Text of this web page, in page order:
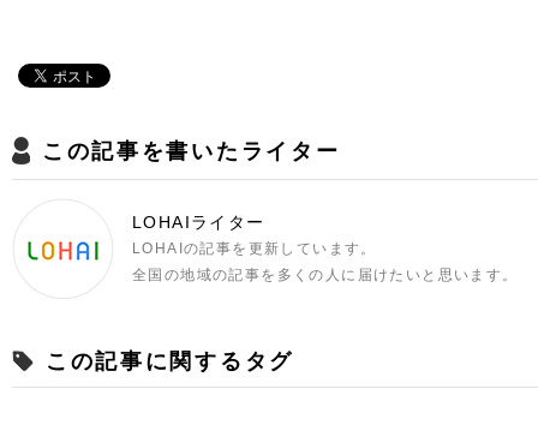
この記事を書いたライター
LOHAIライター
LOHAIの記事を更新しています。
全国の地域の記事を多くの人に届けたいと思います。
この記事に関するタグ